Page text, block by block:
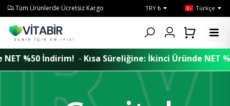
Tüm Ürünlerde Ücretsiz Kargo TRY ₺ Türkçe
Kısa Süreliğine: İkinci Üründe NET %50 İndirim!Kısa